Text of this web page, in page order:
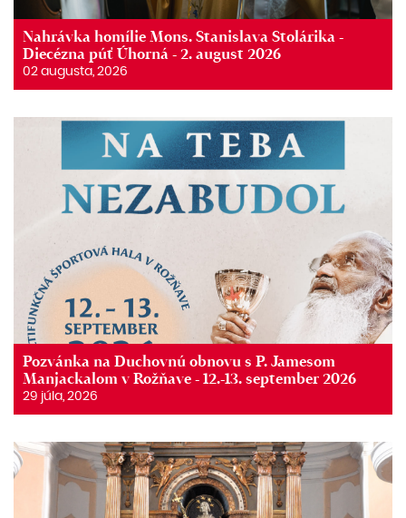
Nahrávka homílie Mons. Stanislava Stolárika -
Diecézna púť Úhorná - 2. august 2026
02 augusta, 2026
Pozvánka na Duchovnú obnovu s P. Jamesom
Manjackalom v Rožňave - 12.-13. september 2026
29 júla, 2026